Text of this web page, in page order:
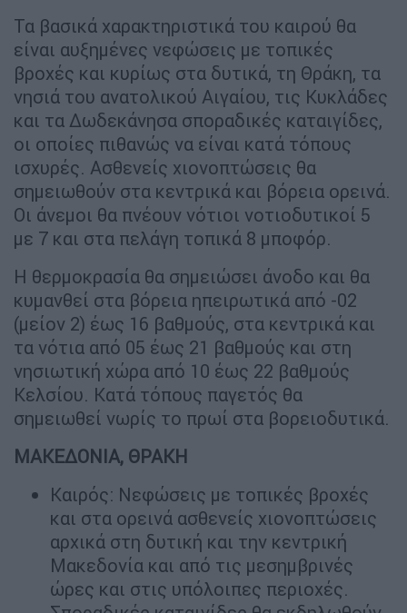
Τα βασικά χαρακτηριστικά του καιρού θα
είναι αυξημένες νεφώσεις με τοπικές
βροχές και κυρίως στα δυτικά, τη Θράκη, τα
νησιά του ανατολικού Αιγαίου, τις Κυκλάδες
και τα Δωδεκάνησα σποραδικές καταιγίδες,
οι οποίες πιθανώς να είναι κατά τόπους
ισχυρές. Ασθενείς χιονοπτώσεις θα
σημειωθούν στα κεντρικά και βόρεια ορεινά.
Οι άνεμοι θα πνέουν νότιοι νοτιοδυτικοί 5
με 7 και στα πελάγη τοπικά 8 μποφόρ.
Η θερμοκρασία θα σημειώσει άνοδο και θα
κυμανθεί στα βόρεια ηπειρωτικά από -02
(μείον 2) έως 16 βαθμούς, στα κεντρικά και
τα νότια από 05 έως 21 βαθμούς και στη
νησιωτική χώρα από 10 έως 22 βαθμούς
Κελσίου. Κατά τόπους παγετός θα
σημειωθεί νωρίς το πρωί στα βορειοδυτικά.
ΜΑΚΕΔΟΝΙΑ, ΘΡΑΚΗ
Καιρός: Νεφώσεις με τοπικές βροχές
και στα ορεινά ασθενείς χιονοπτώσεις
αρχικά στη δυτική και την κεντρική
Μακεδονία και από τις μεσημβρινές
ώρες και στις υπόλοιπες περιοχές.